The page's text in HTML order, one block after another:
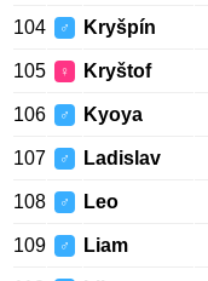
104 ♂ Kryšpín
105 ♀ Kryštof
106 ♂ Kyoya
107 ♂ Ladislav
108 ♂ Leo
109 ♂ Liam